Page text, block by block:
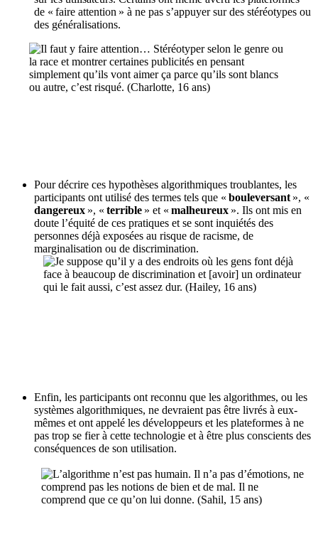
de « faire attention » à ne pas s’appuyer sur des stéréotypes ou
des généralisations.
Pour décrire ces hypothèses algorithmiques troublantes, les
participants ont utilisé des termes tels que « bouleversant », «
dangereux », « terrible » et « malheureux ». Ils ont mis en
doute l’équité de ces pratiques et se sont inquiétés des
personnes déjà exposées au risque de racisme, de
marginalisation ou de discrimination.
Enfin, les participants ont reconnu que les algorithmes, ou les
systèmes algorithmiques, ne devraient pas être livrés à eux-
mêmes et ont appelé les développeurs et les plateformes à ne
pas trop se fier à cette technologie et à être plus conscients des
conséquences de son utilisation.